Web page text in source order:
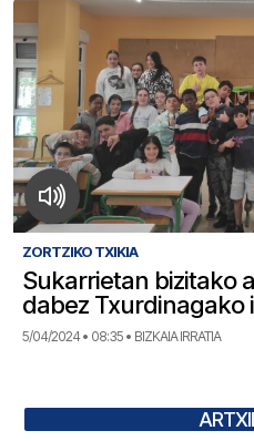
ZORTZIKO TXIKIA
Sukarrietan bizitako
dabez Txurdinagako
5/04/2024 • 08:35 • BIZKAIA IRRATIA